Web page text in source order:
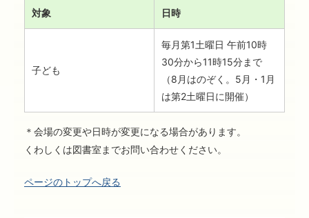
対象 日時
子ども
毎月第1土曜日 午前10時
30分から11時15分まで
（8月はのぞく。5月・1月
は第2土曜日に開催）
＊会場の変更や日時が変更になる場合があります。
くわしくは図書室までお問い合わせください。
ページのトップへ戻る